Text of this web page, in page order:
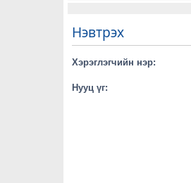
Нэвтрэх
Хэрэглэгчийн нэр:
Нууц үг: